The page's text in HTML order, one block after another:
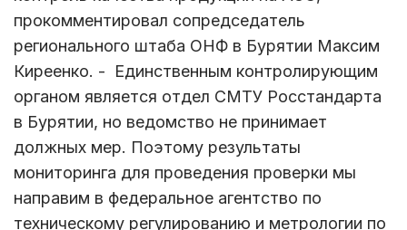
прокомментировал сопредседатель
регионального штаба ОНФ в Бурятии Максим
Киреенко. - Единственным контролирующим
органом является отдел СМТУ Росстандарта
в Бурятии, но ведомство не принимает
должных мер. Поэтому результаты
мониторинга для проведения проверки мы
направим в федеральное агентство по
техническому регулированию и метрологии по